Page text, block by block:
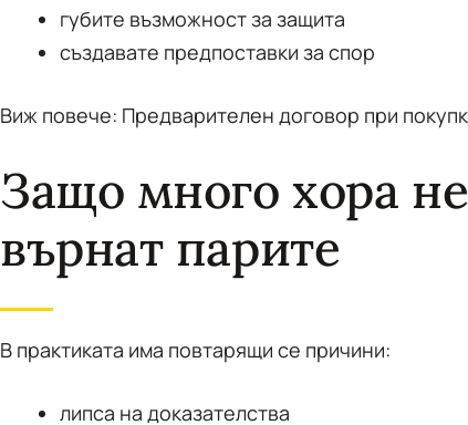
губите възможност за защита
създавате предпоставки за спор
Виж повече: Предварителен договор при
Защо много хора
върнат парите
В практиката има повтарящи се причини:
липса на доказателства